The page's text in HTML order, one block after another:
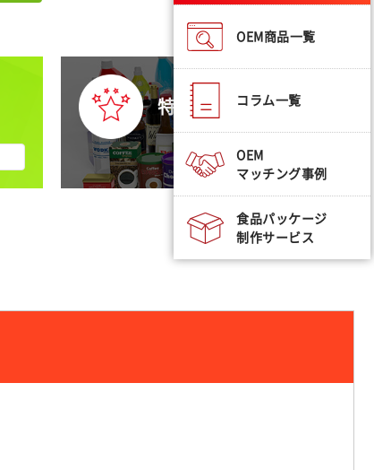
特集から探す
詳細はこちら
OEM商品一覧
コラム一覧
OEM
マッチング事例
食品パッケージ
制作サービス